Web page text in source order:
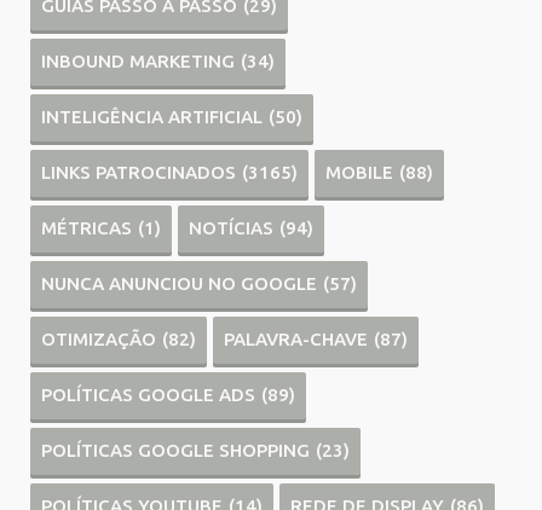
GUIAS PASSO A PASSO (29)
INBOUND MARKETING (34)
INTELIGÊNCIA ARTIFICIAL (50)
LINKS PATROCINADOS (3165) MOBILE (88)
MÉTRICAS (1) NOTÍCIAS (94)
NUNCA ANUNCIOU NO GOOGLE (57)
OTIMIZAÇÃO (82) PALAVRA-CHAVE (87)
POLÍTICAS GOOGLE ADS (89)
POLÍTICAS GOOGLE SHOPPING (23)
POLÍTICAS YOUTUBE (14) REDE DE DISPLAY (86)